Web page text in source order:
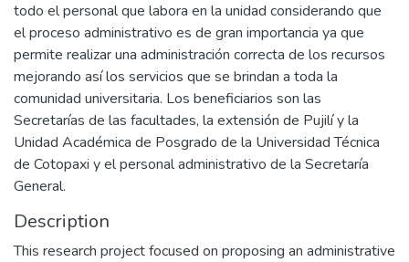
todo el personal que labora en la unidad considerando que
el proceso administrativo es de gran importancia ya que
permite realizar una administración correcta de los recursos
mejorando así los servicios que se brindan a toda la
comunidad universitaria. Los beneficiarios son las
Secretarías de las facultades, la extensión de Pujilí y la
Unidad Académica de Posgrado de la Universidad Técnica
de Cotopaxi y el personal administrativo de la Secretaría
General.
Description
This research project focused on proposing an administrative